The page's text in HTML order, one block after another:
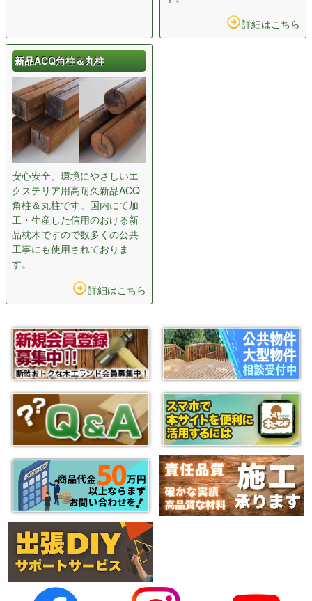
詳細はこちら
新品ACQ角柱＆丸柱
安心安全、環境にやさしいエ
クステリア用高耐久新品ACQ
角柱＆丸柱です。国内にて加
工・生産した信用のおける新
品枕木ですので数多くの公共
工事にも使用されておりま
す。
詳細はこちら